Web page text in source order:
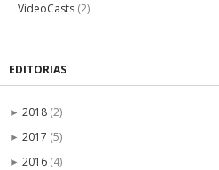
VideoCasts (2)
EDITORIAS
► 2018 (2)
► 2017 (5)
► 2016 (4)